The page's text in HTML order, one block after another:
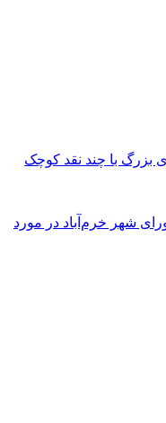
شهر خرم‌آباد در مورد